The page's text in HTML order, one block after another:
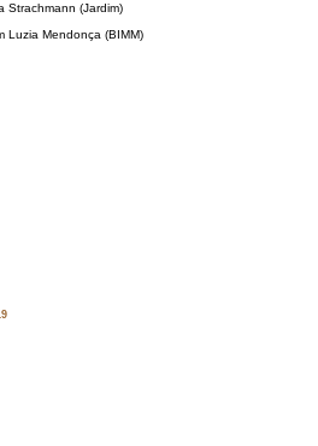
Strachmann (Jardim)
Luzia Mendonça (BIMM)